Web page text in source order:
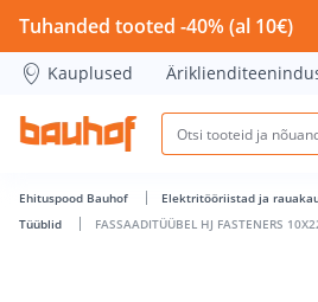
FASSAADITÜÜBEL HJ FASTENERS
Tuhanded tooted -40% (al 10€)
Kauplused
Ehituspood Bauhof Elektritööriistad ja
Tüüblid
FASSAADITÜÜBEL HJ FASTENERS